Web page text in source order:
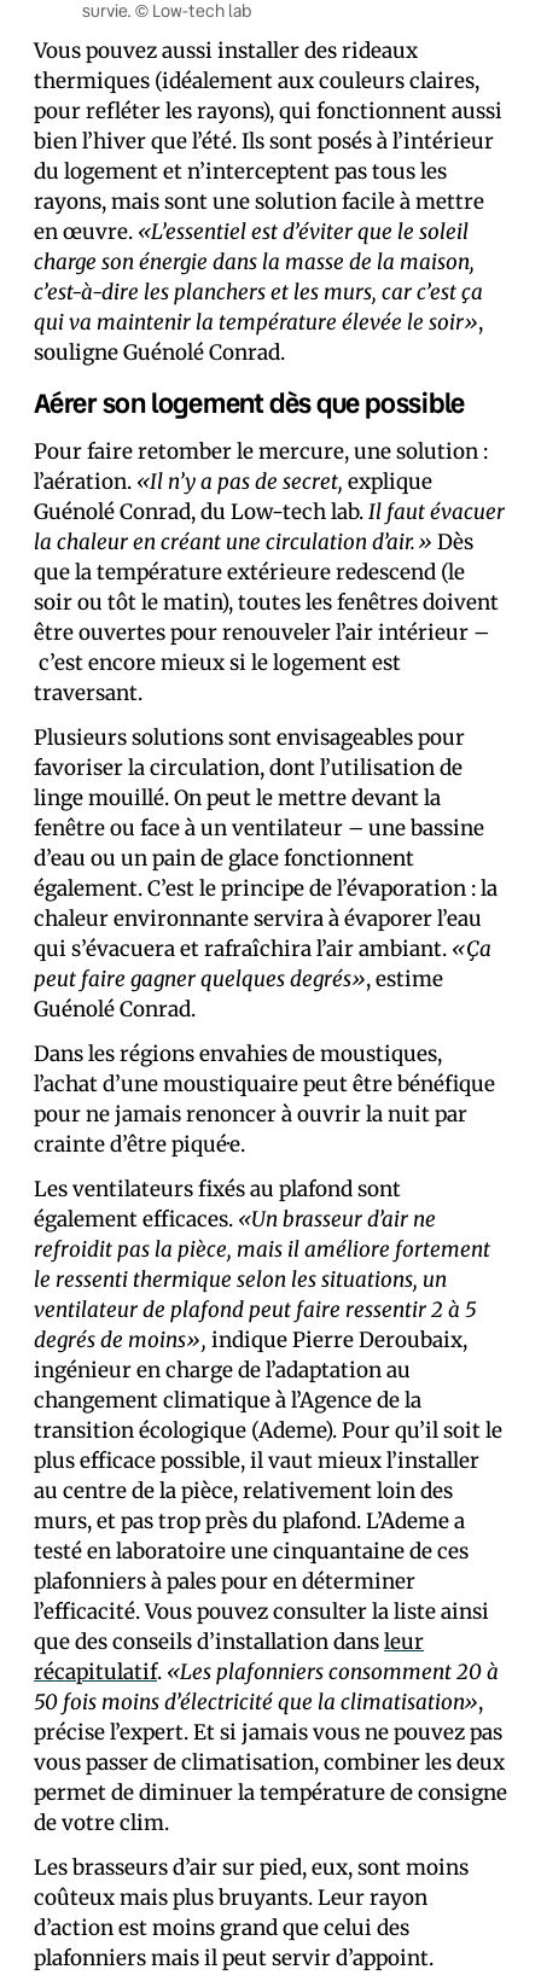
survie. © Low-tech lab
Vous pouvez aussi installer des rideaux
thermiques (idéalement aux couleurs claires,
pour refléter les rayons), qui fonctionnent aussi
bien l’hiver que l’été. Ils sont posés à l’intérieur
du logement et n’interceptent pas tous les
rayons, mais sont une solution facile à mettre
en œuvre. «L’essentiel est d’éviter que le soleil
charge son énergie dans la masse de la maison,
c’est-à-dire les planchers et les murs, car c’est ça
qui va maintenir la température élevée le soir»,
souligne Guénolé Conrad.
Aérer son logement dès que possible
Pour faire retomber le mercure, une solution :
l’aération. «Il n’y a pas de secret, explique
Guénolé Conrad, du Low-tech lab.Il faut évacuer
la chaleur en créant une circulation d’air.» Dès
que la température extérieure redescend (le
soir ou tôt le matin), toutes les fenêtres doivent
être ouvertes pour renouveler l’air intérieur –
c’est encore mieux si le logement est
traversant.
Plusieurs solutions sont envisageables pour
favoriser la circulation, dont l’utilisation de
linge mouillé. On peut le mettre devant la
fenêtre ou face à un ventilateur – une bassine
d’eau ou un pain de glace fonctionnent
également. C’est le principe de l’évaporation : la
chaleur environnante servira à évaporer l’eau
qui s’évacuera et rafraîchira l’air ambiant. «Ça
peut faire gagner quelques degrés», estime
Guénolé Conrad.
Dans les régions envahies de moustiques,
l’achat d’une moustiquaire peut être bénéfique
pour ne jamais renoncer à ouvrir la nuit par
crainte d’être piqué·e.
Les ventilateurs fixés au plafond sont
également efficaces. «Un brasseur d’air ne
refroidit pas la pièce, mais il améliore fortement
le ressenti thermique selon les situations, un
ventilateur de plafond peut faire ressentir 2 à 5
degrés de moins», indique Pierre Deroubaix,
ingénieur en charge de l’adaptation au
changement climatique à l’Agence de la
transition écologique (Ademe). Pour qu’il soit le
plus efficace possible, il vaut mieux l’installer
au centre de la pièce, relativement loin des
murs, et pas trop près du plafond. L’Ademe a
testé en laboratoire une cinquantaine de ces
plafonniers à pales pour en déterminer
l’efficacité. Vous pouvez consulter la liste ainsi
que des conseils d’installation dansleur
récapitulatif. «Les plafonniers consomment 20 à
50 fois moins d’électricité que la climatisation»,
précise l’expert. Et si jamais vous ne pouvez pas
vous passer de climatisation, combiner les deux
permet de diminuer la température de consigne
de votre clim.
Les brasseurs d’air sur pied, eux, sont moins
coûteux mais plus bruyants. Leur rayon
d’action est moins grand que celui des
plafonniers mais il peut servir d’appoint.